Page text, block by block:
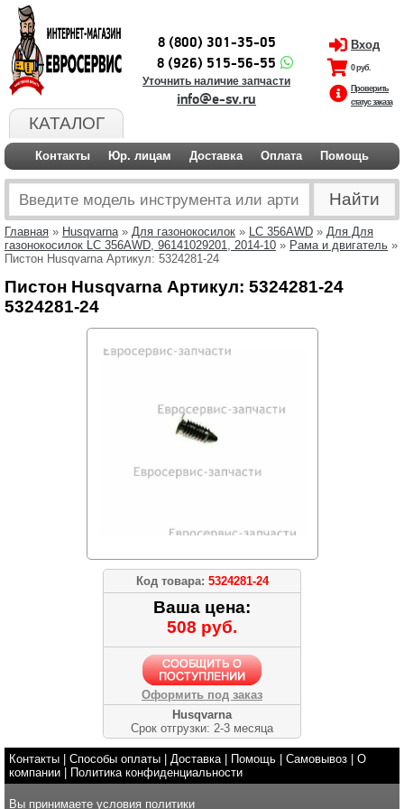
КАТАЛОГ
8 (800) 301-35-05
8 (926) 515-56-55
Уточнить наличие запчасти
info@e-sv.ru
Вход
0 руб.
Проверить
статус заказа
Контакты Юр. лицам Доставка Оплата Помощь
Главная » Husqvarna» Для газонокосилок » LC 356AWD » Для Для
газонокосилок LC 356AWD, 96141029201, 2014-10 » Рама и двигатель »
Пистон Husqvarna Артикул: 5324281-24
Пистон Husqvarna Артикул: 5324281-24
5324281-24
Код товара: 5324281-24
Ваша цена:
508 руб.
Оформить под заказ
Husqvarna
Срок отгрузки: 2-3 месяца
Контакты Способы оплаты Доставка| Помощь Самовывоз
О
компании
Политика конфиденциальности
Вы принимаете условия политики